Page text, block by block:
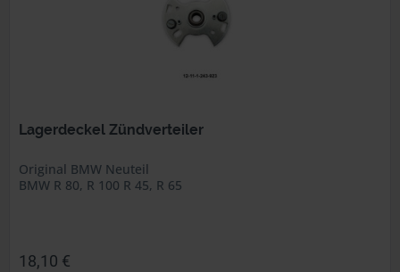
Lagerdeckel Zündverteiler
Original BMW Neuteil
BMW R 80, R 100 R 45, R 65
18,10 €